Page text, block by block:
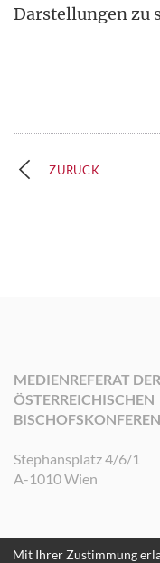
Darstellungen zu
ZURÜCK
MEDIENREFERAT DER
ÖSTERREICHISCHEN
Stephansplatz 4/6/1
A-1010 Wien
Mit Ihrer Zustimmung